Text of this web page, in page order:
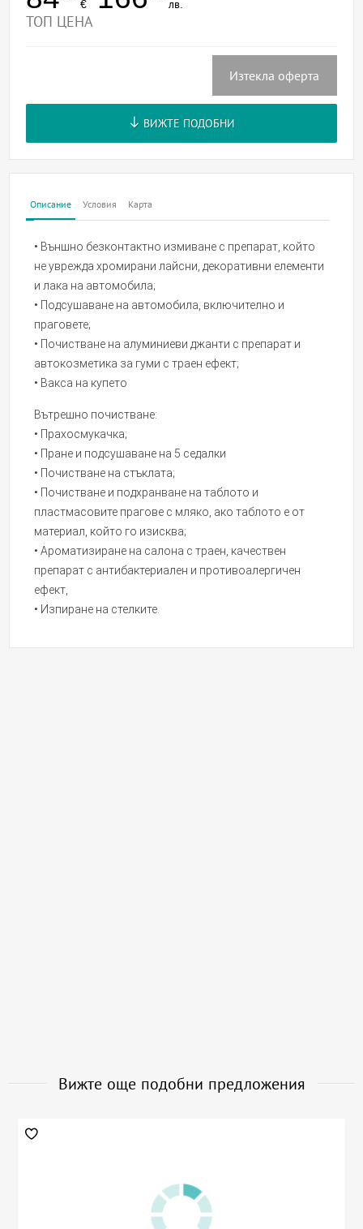
€ лв.
ТОП ЦЕНА
Изтекла оферта
ВИЖТЕ ПОДОБНИ
Описание Условия Карта
• Външно безконтактно измиване с препарат, който
не уврежда хромирани лайсни, декоративни елементи
и лака на автомобила;
• Подсушаване на автомобила, включително и
праговете;
• Почистване на алуминиеви джанти с препарат и
автокозметика за гуми с траен ефект;
• Вакса на купето
Вътрешно почистване:
• Прахосмукачка;
• Пране и подсушаване на 5 седалки
• Почистване на стъклата;
• Почистване и подхранване на таблото и
пластмасовите прагове с мляко, ако таблото е от
материал, който го изисква;
• Ароматизиране на салона с траен, качествен
препарат с антибактериален и противоалергичен
ефект,
• Изпиране на стелките.
Вижте още подобни предложения